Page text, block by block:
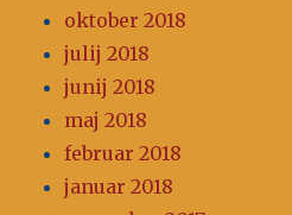
oktober 2018
julij 2018
junij 2018
maj 2018
februar 2018
januar 2018